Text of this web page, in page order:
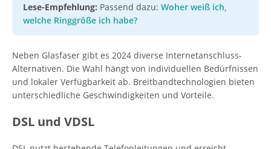
Lese-Empfehlung: Passend dazu: Woher weiß ich,
welche Ringgröße ich habe?
Neben Glasfaser gibt es 2024 diverse Internetanschluss-
Alternativen. Die Wahl hängt von individuellen Bedürfnissen
und lokaler Verfügbarkeit ab. Breitbandtechnologien bieten
unterschiedliche Geschwindigkeiten und Vorteile.
DSL und VDSL